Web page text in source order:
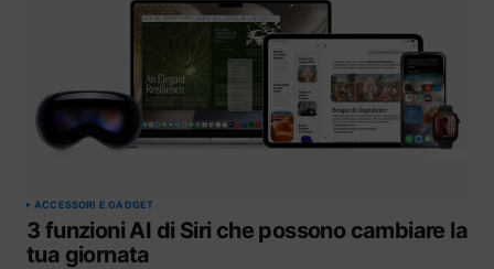
ACCESSORI E GADGET
3 funzioni AI di Siri che possono cambiare la
tua giornata